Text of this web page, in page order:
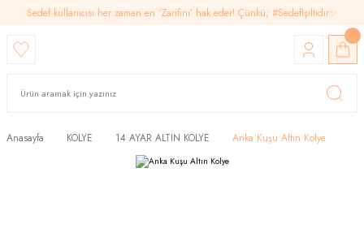
Sedef kullanıcısı her zaman en ‘Zarifini’ hak eder! Çünkü; #SedefIşıltıdır✨
Anasayfa KOLYE 14 AYAR ALTIN KOLYE Anka Kuşu Altın Kolye